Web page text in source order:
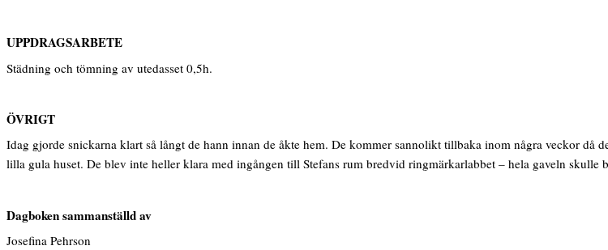
UPPDRAGSARBETE
Städning och tömning av utedasset 0,5h.
ÖVRIGT
Idag gjorde snickarna klart så långt de hann innan de åkte hem. De kommer sannolikt tillbaka inom några veckor då
lilla gula huset. De blev inte heller klara med ingången till Stefans rum bredvid ringmärkarlabbet – hela gaveln skulle
Dagboken sammanställd av
Josefina Pehrson